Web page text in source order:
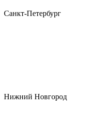
Санкт-Петербург
Нижний Новгород